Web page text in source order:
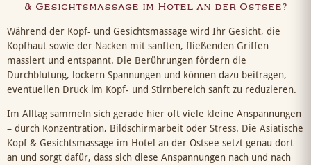
& Gesichtsmassage im Hotel an der Ostsee?
Während der Kopf- und Gesichtsmassage wird Ihr Gesicht, die
Kopfhaut sowie der Nacken mit sanften, fließenden Griffen
massiert und entspannt. Die Berührungen fördern die
Durchblutung, lockern Spannungen und können dazu beitragen,
eventuellen Druck im Kopf- und Stirnbereich sanft zu reduzieren.
Im Alltag sammeln sich gerade hier oft viele kleine Anspannungen
– durch Konzentration, Bildschirmarbeit oder Stress. Die Asiatische
Kopf & Gesichtsmassage im Hotel an der Ostsee setzt genau dort
an und sorgt dafür, dass sich diese Anspannungen nach und nach